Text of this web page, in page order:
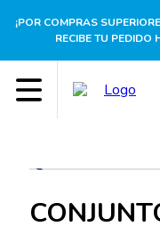
¡POR COMPRAS
RECIBE TU PEDIDO